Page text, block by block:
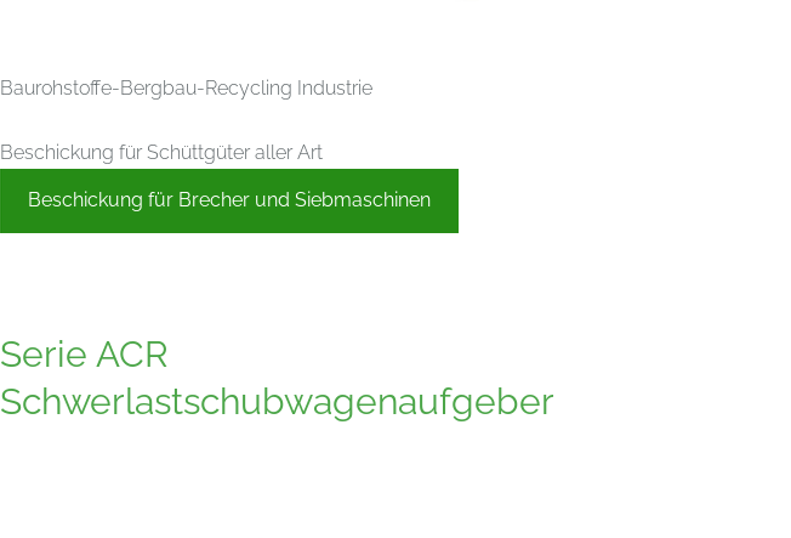
Baurohstoffe-Bergbau-Recycling Industrie
Beschickung für Schüttgüter aller Art
Beschickung für Brecher und Siebmaschinen
Serie ACR
Schwerlastschubwagenaufgeber